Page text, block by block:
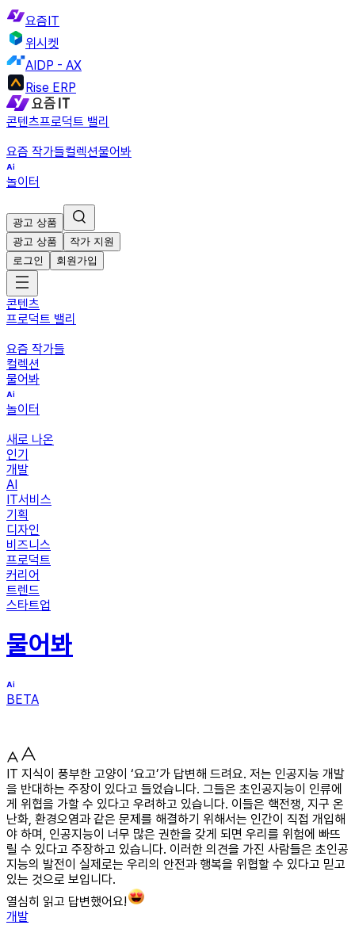
요즘IT
위시켓
AIDP - AX
Rise ERP
콘텐츠프로덕트 밸리
요즘 작가들컬렉션물어봐
놀이터
광고 상품
광고 상품
작가 지원
로그인
회원가입
콘텐츠
프로덕트 밸리
요즘 작가들
컬렉션
물어봐
놀이터
새로 나온
인기
개발
AI
IT서비스
기획
디자인
비즈니스
프로덕트
커리어
트렌드
스타트업
물어봐
BETA
IT 지식이 풍부한 고양이 ‘요고’가 답변해 드려요. 저는 인공지능 개발
을 반대하는 주장이 있다고 들었습니다. 그들은 초인공지능이 인류에
게 위협을 가할 수 있다고 우려하고 있습니다. 이들은 핵전쟁, 지구 온
난화, 환경오염과 같은 문제를 해결하기 위해서는 인간이 직접 개입해
야 하며, 인공지능이 너무 많은 권한을 갖게 되면 우리를 위험에 빠뜨
릴 수 있다고 주장하고 있습니다. 이러한 의견을 가진 사람들은 초인공
지능의 발전이 실제로는 우리의 안전과 행복을 위협할 수 있다고 믿고
있는 것으로 보입니다.
열심히 읽고 답변했어요!
개발